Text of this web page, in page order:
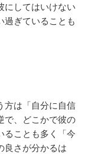
にしてはいけない
過ぎていることも
方は「自分に自信
で、どこかで彼の
ることも多く「今
良さが分かるは